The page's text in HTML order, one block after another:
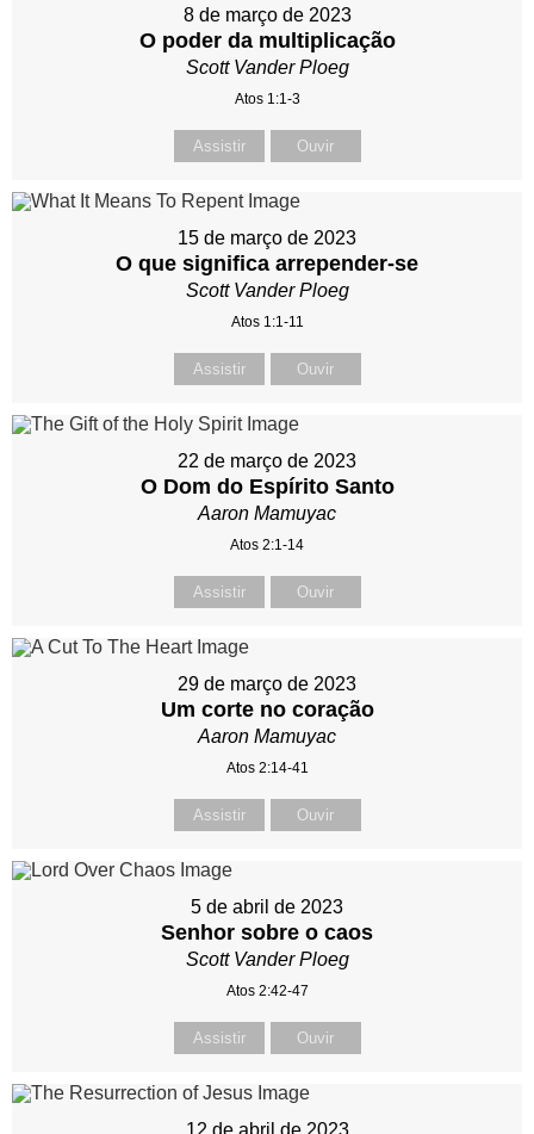
8 de março de 2023
O poder da multiplicação
Scott Vander Ploeg
Atos 1:1-3
Assistir Ouvir
15 de março de 2023
O que significa arrepender-se
Scott Vander Ploeg
Atos 1:1-11
Assistir Ouvir
22 de março de 2023
O Dom do Espírito Santo
Aaron Mamuyac
Atos 2:1-14
Assistir Ouvir
29 de março de 2023
Um corte no coração
Aaron Mamuyac
Atos 2:14-41
Assistir Ouvir
5 de abril de 2023
Senhor sobre o caos
Scott Vander Ploeg
Atos 2:42-47
Assistir Ouvir